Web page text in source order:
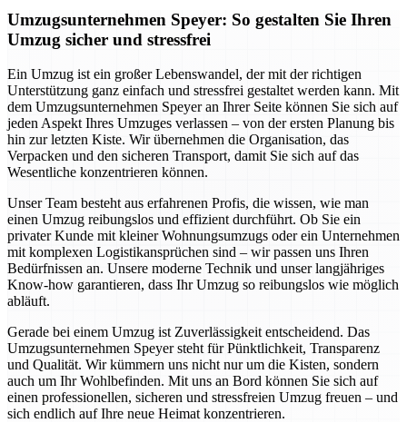
Umzugsunternehmen Speyer: So gestalten Sie Ihren
Umzug sicher und stressfrei
Ein Umzug ist ein großer Lebenswandel, der mit der richtigen
Unterstützung ganz einfach und stressfrei gestaltet werden kann. Mit
dem Umzugsunternehmen Speyer an Ihrer Seite können Sie sich auf
jeden Aspekt Ihres Umzuges verlassen – von der ersten Planung bis
hin zur letzten Kiste. Wir übernehmen die Organisation, das
Verpacken und den sicheren Transport, damit Sie sich auf das
Wesentliche konzentrieren können.
Unser Team besteht aus erfahrenen Profis, die wissen, wie man
einen Umzug reibungslos und effizient durchführt. Ob Sie ein
privater Kunde mit kleiner Wohnungsumzugs oder ein Unternehmen
mit komplexen Logistikansprüchen sind – wir passen uns Ihren
Bedürfnissen an. Unsere moderne Technik und unser langjähriges
Know-how garantieren, dass Ihr Umzug so reibungslos wie möglich
abläuft.
Gerade bei einem Umzug ist Zuverlässigkeit entscheidend. Das
Umzugsunternehmen Speyer steht für Pünktlichkeit, Transparenz
und Qualität. Wir kümmern uns nicht nur um die Kisten, sondern
auch um Ihr Wohlbefinden. Mit uns an Bord können Sie sich auf
einen professionellen, sicheren und stressfreien Umzug freuen – und
sich endlich auf Ihre neue Heimat konzentrieren.